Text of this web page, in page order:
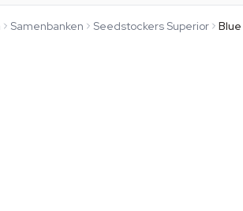
Samenbanken Seedstockers Superior